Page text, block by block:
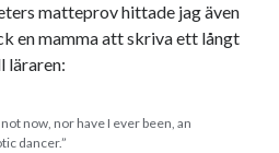
jobb
Julkalendern
Lund
matteprov hittade jag även
en mamma att skriva ett långt
läraren:
now, nor have I ever been, an
dancer.”